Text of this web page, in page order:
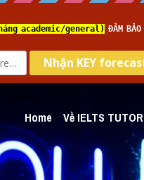
Home Về IELTS TUTOR